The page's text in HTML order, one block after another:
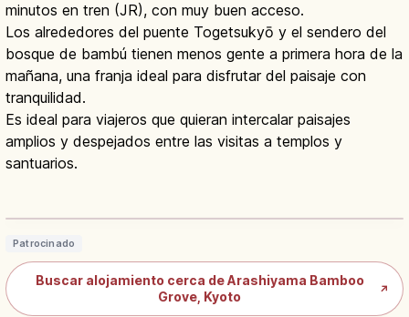
minutos en tren (JR), con muy buen acceso.
Los alrededores del puente Togetsukyō y el sendero del
bosque de bambú tienen menos gente a primera hora de la
mañana, una franja ideal para disfrutar del paisaje con
tranquilidad.
Es ideal para viajeros que quieran intercalar paisajes
amplios y despejados entre las visitas a templos y
santuarios.
Patrocinado
Buscar alojamiento cerca de Arashiyama Bamboo
Grove, Kyoto
↗